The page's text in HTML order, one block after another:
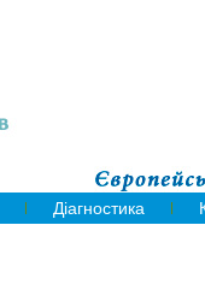
Діагностика